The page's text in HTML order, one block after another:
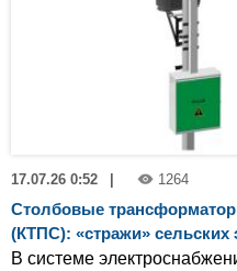
17.07.26 0:52 | 1264
Столбовые
(КТПС): «стражи» сельских
В системе